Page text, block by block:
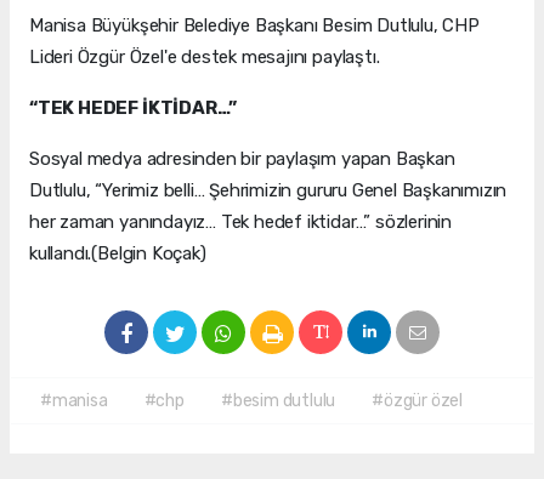
Manisa Büyükşehir Belediye Başkanı Besim Dutlulu, CHP
Lideri Özgür Özel'e destek mesajını paylaştı.
“TEK HEDEF İKTİDAR…”
Sosyal medya adresinden bir paylaşım yapan Başkan
Dutlulu, “Yerimiz belli… Şehrimizin gururu Genel Başkanımızın
her zaman yanındayız… Tek hedef iktidar…” sözlerinin
kullandı.(Belgin Koçak)
#manisa #chp #besim dutlulu #özgür özel